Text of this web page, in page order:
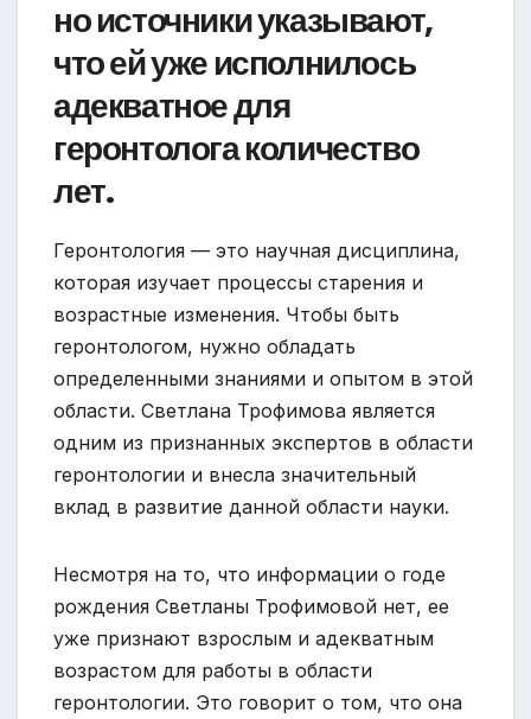
но источники указывают,
что ей уже исполнилось
адекватное для
геронтолога количество
лет.
Геронтология — это научная дисциплина,
которая изучает процессы старения и
возрастные изменения. Чтобы быть
геронтологом, нужно обладать
определенными знаниями и опытом в этой
области. Светлана Трофимова является
одним из признанных экспертов в области
геронтологии и внесла значительный
вклад в развитие данной области науки.
Несмотря на то, что информации о годе
рождения Светланы Трофимовой нет, ее
уже признают взрослым и адекватным
возрастом для работы в области
геронтологии. Это говорит о том, что она